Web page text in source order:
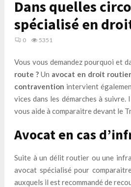
Dans quelles
spécialisé en
0 5351
Vous vous demandez pourquoi et
route ? Un avocat en droit routier
contravention intervient
vices dans les démarches à
vous aide à comparaitre devant le
Avocat en cas
Suite à un délit routier ou une
avocat spécialisé pour
auxquels il est recommandé de